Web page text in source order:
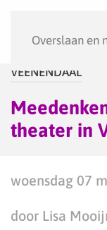
Overslaan en
VEENENDAAL
theater in
woensdag 07
door Lisa